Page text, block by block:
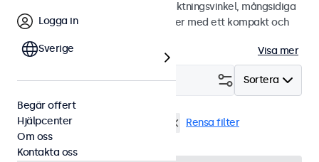
kristallklar bild med en bred betraktningsvinkel, mångsidiga
anslutningsmöjligheter och kommer med ett kompakt och
Visa mer
Sortera
Filtrera (2)
Skrivbord Rensa filter
Logga in
Sverige
Begär offert
Hjälpcenter
Om oss
Kontakta oss